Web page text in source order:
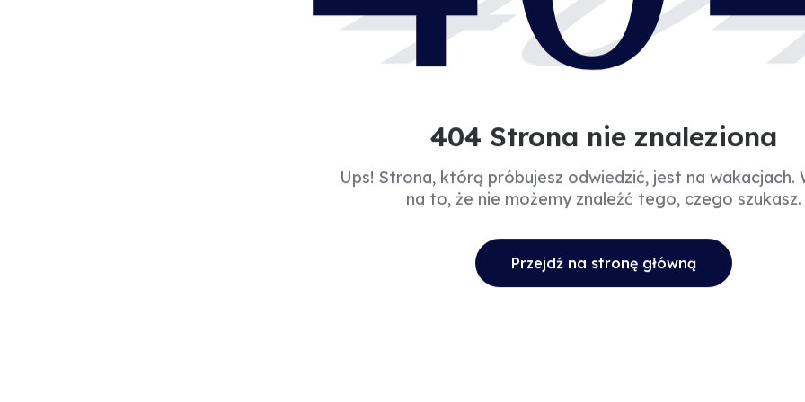
404 Strona nie znaleziona
Ups! Strona, którą próbujesz odwiedzić, jest na wakacjach.
na to, że nie możemy znaleźć tego, czego szukasz.
Przejdź na stronę główną